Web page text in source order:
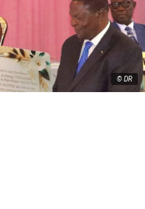
© DR